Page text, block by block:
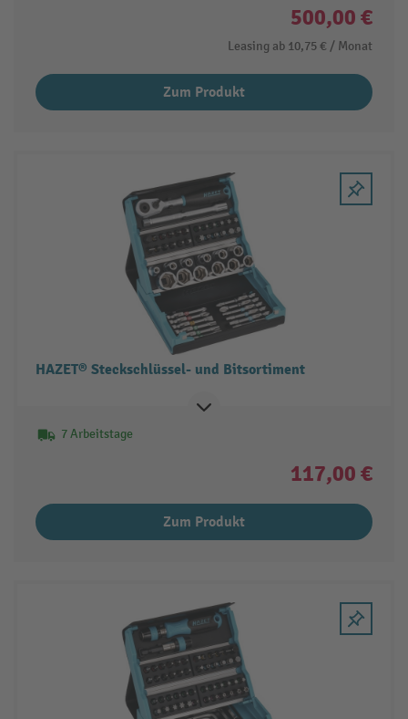
500,00 €
Leasing ab 10,75 € / Monat
Zum Produkt
HAZET® Steckschlüssel- und Bitsortiment
7 Arbeitstage
117,00 €
Zum Produkt